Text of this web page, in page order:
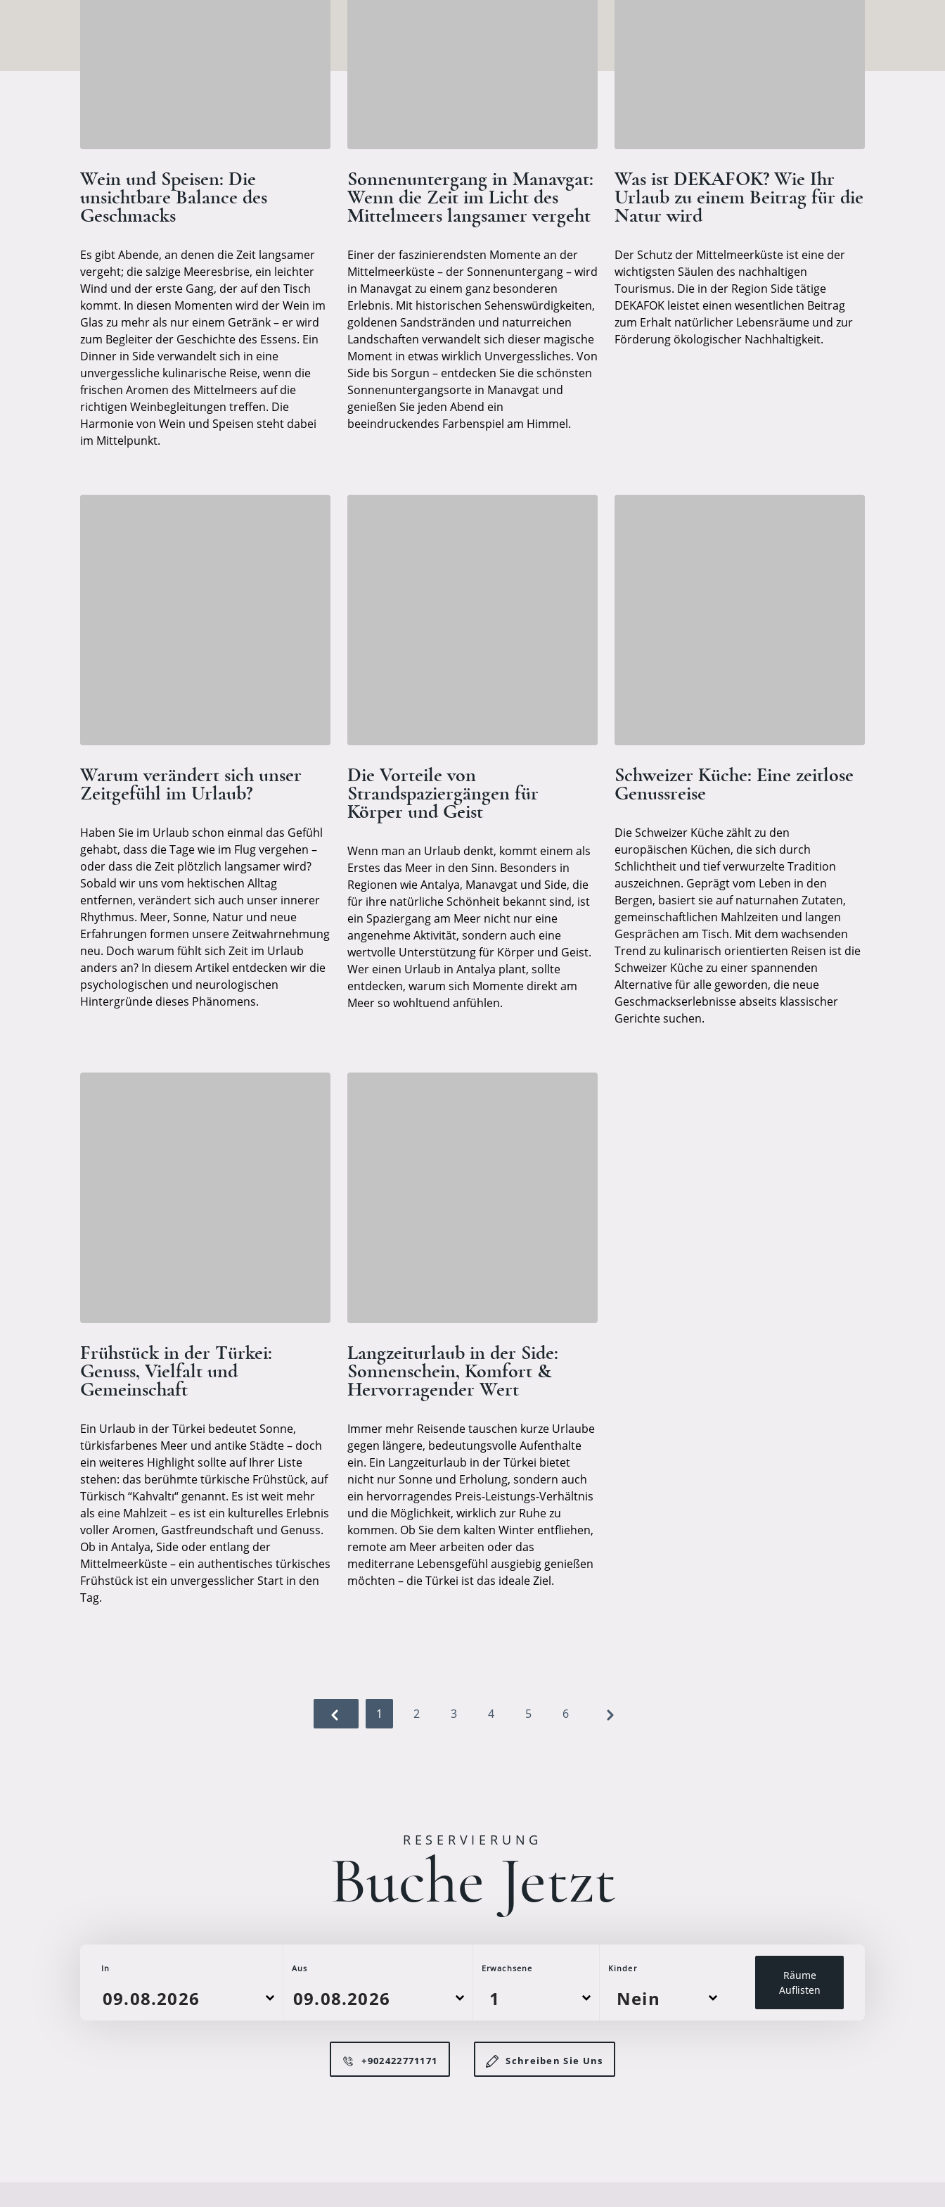
Wein und Speisen: Die
unsichtbare Balance des
Geschmacks
Es gibt Abende, an denen die Zeit langsamer
vergeht; die salzige Meeresbrise, ein leichter
Wind und der erste Gang, der auf den Tisch
kommt. In diesen Momenten wird der Wein im
Glas zu mehr als nur einem Getränk – er wird
zum Begleiter der Geschichte des Essens. Ein
Dinner in Side verwandelt sich in eine
unvergessliche kulinarische Reise, wenn die
frischen Aromen des Mittelmeers auf die
richtigen Weinbegleitungen treffen. Die
Harmonie von Wein und Speisen steht dabei
im Mittelpunkt.
Sonnenuntergang in Manavgat:
Wenn die Zeit im Licht des
Mittelmeers langsamer vergeht
Einer der faszinierendsten Momente an der
Mittelmeerküste – der Sonnenuntergang – wird
in Manavgat zu einem ganz besonderen
Erlebnis. Mit historischen Sehenswürdigkeiten,
goldenen Sandstränden und naturreichen
Landschaften verwandelt sich dieser magische
Moment in etwas wirklich Unvergessliches. Von
Side bis Sorgun – entdecken Sie die schönsten
Sonnenuntergangsorte in Manavgat und
genießen Sie jeden Abend ein
beeindruckendes Farbenspiel am Himmel.
Was ist DEKAFOK? Wie Ihr
Urlaub zu einem Beitrag für die
Natur wird
Der Schutz der Mittelmeerküste ist eine der
wichtigsten Säulen des nachhaltigen
Tourismus. Die in der Region Side tätige
DEKAFOK leistet einen wesentlichen Beitrag
zum Erhalt natürlicher Lebensräume und zur
Förderung ökologischer Nachhaltigkeit.
Warum verändert sich unser
Zeitgefühl im Urlaub?
Haben Sie im Urlaub schon einmal das Gefühl
gehabt, dass die Tage wie im Flug vergehen –
oder dass die Zeit plötzlich langsamer wird?
Sobald wir uns vom hektischen Alltag
entfernen, verändert sich auch unser innerer
Rhythmus. Meer, Sonne, Natur und neue
Erfahrungen formen unsere Zeitwahrnehmung
neu. Doch warum fühlt sich Zeit im Urlaub
anders an? In diesem Artikel entdecken wir die
psychologischen und neurologischen
Hintergründe dieses Phänomens.
Die Vorteile von
Strandspaziergängen für
Körper und Geist
Wenn man an Urlaub denkt, kommt einem als
Erstes das Meer in den Sinn. Besonders in
Regionen wie Antalya, Manavgat und Side, die
für ihre natürliche Schönheit bekannt sind, ist
ein Spaziergang am Meer nicht nur eine
angenehme Aktivität, sondern auch eine
wertvolle Unterstützung für Körper und Geist.
Wer einen Urlaub in Antalya plant, sollte
entdecken, warum sich Momente direkt am
Meer so wohltuend anfühlen.
Schweizer Küche: Eine zeitlose
Genussreise
Die Schweizer Küche zählt zu den
europäischen Küchen, die sich durch
Schlichtheit und tief verwurzelte Tradition
auszeichnen. Geprägt vom Leben in den
Bergen, basiert sie auf naturnahen Zutaten,
gemeinschaftlichen Mahlzeiten und langen
Gesprächen am Tisch. Mit dem wachsenden
Trend zu kulinarisch orientierten Reisen ist die
Schweizer Küche zu einer spannenden
Alternative für alle geworden, die neue
Geschmackserlebnisse abseits klassischer
Gerichte suchen.
Frühstück in der Türkei:
Genuss, Vielfalt und
Gemeinschaft
Ein Urlaub in der Türkei bedeutet Sonne,
türkisfarbenes Meer und antike Städte – doch
ein weiteres Highlight sollte auf Ihrer Liste
stehen: das berühmte türkische Frühstück, auf
Türkisch “Kahvaltı“ genannt. Es ist weit mehr
als eine Mahlzeit – es ist ein kulturelles Erlebnis
voller Aromen, Gastfreundschaft und Genuss.
Ob in Antalya, Side oder entlang der
Mittelmeerküste – ein authentisches türkisches
Frühstück ist ein unvergesslicher Start in den
Tag.
Langzeiturlaub in der Side:
Sonnenschein, Komfort &
Hervorragender Wert
Immer mehr Reisende tauschen kurze Urlaube
gegen längere, bedeutungsvolle Aufenthalte
ein. Ein Langzeiturlaub in der Türkei bietet
nicht nur Sonne und Erholung, sondern auch
ein hervorragendes Preis-Leistungs-Verhältnis
und die Möglichkeit, wirklich zur Ruhe zu
kommen. Ob Sie dem kalten Winter entfliehen,
remote am Meer arbeiten oder das
mediterrane Lebensgefühl ausgiebig genießen
möchten – die Türkei ist das ideale Ziel.
1 2 3 4 5 6
RESERVIERUNG
Buche Jetzt
In Aus Erwachsene Kinder
Räume
Auflisten
+902422771171 Schreiben Sie Uns